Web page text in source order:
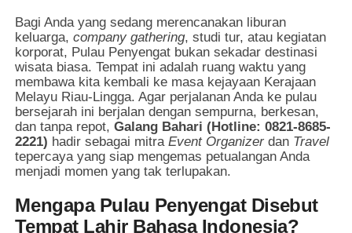
Bagi Anda yang sedang merencanakan liburan
keluarga,company gathering, studi tur, atau kegiatan
korporat, Pulau Penyengat bukan sekadar destinasi
wisata biasa. Tempat ini adalah ruang waktu yang
membawa kita kembali ke masa kejayaan Kerajaan
Melayu Riau-Lingga. Agar perjalanan Anda ke pulau
bersejarah ini berjalan dengan sempurna, berkesan,
dan tanpa repot,Galang Bahari (Hotline: 0821-8685-
2221) hadir sebagai mitraEvent Organizer dan Travel
tepercaya yang siap mengemas petualangan Anda
menjadi momen yang tak terlupakan.
Mengapa Pulau Penyengat Disebut
Tempat Lahir Bahasa Indonesia?